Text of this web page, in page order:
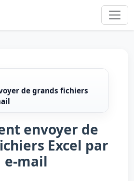
de grands fichiers
envoyer de
Excel par
e-mail